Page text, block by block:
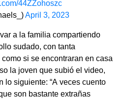
44ZZohoszc
April 3, 2023
a la familia compartiendo
sudado, con tanta
si se encontraran en casa
la joven que subió el video,
lo siguiente: “A veces cuento
son bastante extrañas